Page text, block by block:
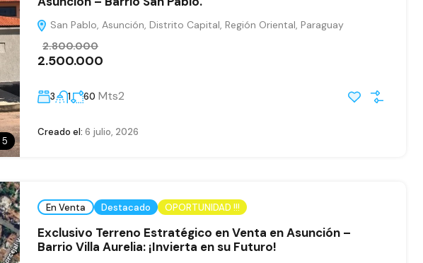
5
San Pablo, Asunción, Distrito Capital, Región Oriental, Paraguay
2.500.000
2.800.000
3 1 60 Mts2
Creado el: 6 julio, 2026
En Venta Destacado OPORTUNIDAD !!!
Exclusivo Terreno Estratégico en Venta en Asunción –
Barrio Villa Aurelia: ¡Invierta en su Futuro!